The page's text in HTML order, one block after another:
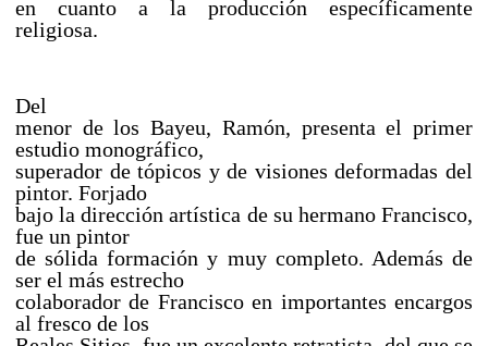
en cuanto a la producción específicamente
religiosa.
Del
menor de los Bayeu, Ramón, presenta el primer
estudio monográfico,
superador de tópicos y de visiones deformadas del
pintor. Forjado
bajo la dirección artística de su hermano Francisco,
fue un pintor
de sólida formación y muy completo. Además de
ser el más estrecho
colaborador de Francisco en importantes encargos
al fresco de los